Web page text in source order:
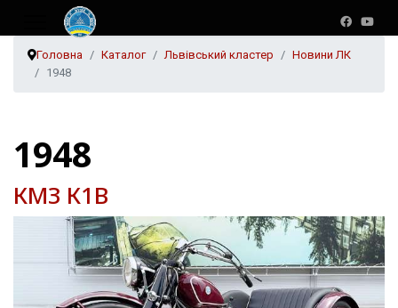
Головна Каталог Львівський кластер
Новини ЛК
1948
1948
КМЗ К1В